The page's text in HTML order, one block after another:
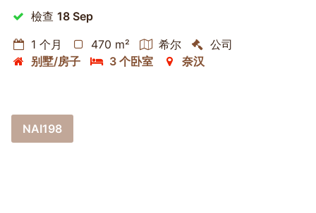
檢查 18 Sep
1 个月
470 m² 希尔
公司
别墅/房子
3 个卧室 奈汉
NAI198